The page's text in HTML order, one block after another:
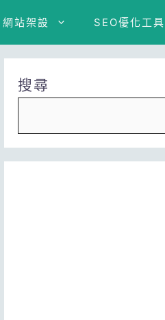
網站架設 SEO優化工具
搜尋